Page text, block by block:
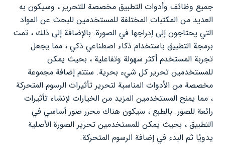
جميع وظائف وأدوات التطبيق مخصصة للتحرير ، وسيكون به
العديد من المكتبات المختلفة للمستخدمين للبحث عن المواد
التي يحتاجون إلى إدراجها في الصورة. بالإضافة إلى ذلك ، تمت
برمجة التطبيق باستخدام ذكاء اصطناعي ذكي ، مما يجعل
تجربة المستخدم أكثر سهولة وتفاعلية ، بحيث يمكن
للمستخدمين تحرير كل شيء بحرية. ستتم إضافة مجموعة
مخصصة من الأدوات المناسبة لتحرير تأثيرات الرسوم المتحركة
، مما يمنح المستخدمين المزيد من الخيارات لإنشاء تأثيرات
رائعة للصور. بالطبع ، سيكون هناك محرر صور أساسي في
التطبيق ، بحيث يمكن للمستخدمين تحرير الصورة الأصلية
يدويًا ثم البدء في إضافة الرسوم المتحركة.